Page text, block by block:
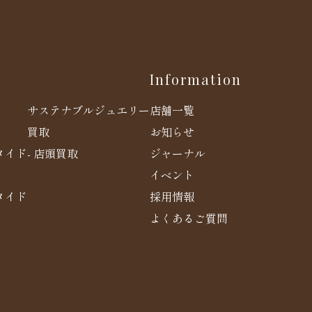
イド
イド
サステナブルジュエリー
買取
- 店頭買取
Information
店舗一覧
お知らせ
ジャーナル
イベント
採用情報
よくあるご質問